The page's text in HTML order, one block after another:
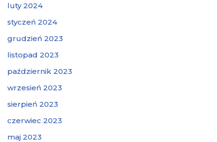
luty 2024
styczeń 2024
grudzień 2023
listopad 2023
październik 2023
wrzesień 2023
sierpień 2023
czerwiec 2023
maj 2023